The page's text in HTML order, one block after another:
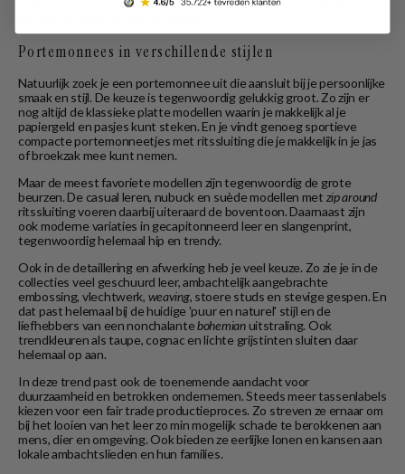
collecties van opvallende en populaire designermerken. Zo kan jij
Portemonnees in verschillende stijlen
Natuurlijk zoek je een portemonnee uit die aansluit bij je persoonlijke
smaak en stijl. De keuze is tegenwoordig gelukkig groot. Zo zijn er
nog altijd de klassieke platte modellen waarin je makkelijk al je
papiergeld en pasjes kunt steken. En je vindt genoeg sportieve
compacte portemonneetjes met ritssluiting die je makkelijk in je jas
of broekzak mee kunt nemen.
Maar de meest favoriete modellen zijn tegenwoordig de grote
beurzen. De casual leren, nubuck en suède modellen met zip around
ritssluiting voeren daarbij uiteraard de boventoon. Daarnaast zijn
ook moderne variaties in gecapitonneerd leer en slangenprint,
tegenwoordig helemaal hip en trendy.
Ook in de detaillering en afwerking heb je veel keuze. Zo zie je in de
collecties veel geschuurd leer, ambachtelijk aangebrachte
embossing, vlechtwerk, weaving, stoere studs en stevige gespen. En
dat past helemaal bij de huidige 'puur en naturel' stijl en de
liefhebbers van een nonchalantebohemianuitstraling. Ook
trendkleuren als taupe, cognac en lichte grijstinten sluiten daar
helemaal op aan.
In deze trend past ook de toenemende aandacht voor
duurzaamheid en betrokken ondernemen. Steeds meer tassenlabels
kiezen voor een fair trade productieproces. Zo streven ze ernaar om
bij het looien van het leer zo min mogelijk schade te berokkenen aan
mens, dier en omgeving. Ook bieden ze eerlijke lonen en kansen aan
lokale ambachtslieden en hun families.